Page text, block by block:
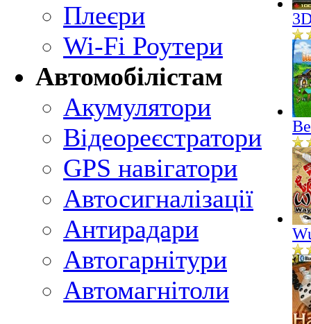
Плеєри
Wi-Fi Роутери
Автомобілістам
Акумулятори
Відеореєстратори
GPS навігатори
Автосигналізації
Антирадари
Автогарнітури
Автомагнітоли